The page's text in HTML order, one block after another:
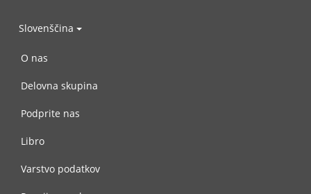
Slovenščina
O nas
Delovna skupina
Podprite nas
Libro
Varstvo podatkov